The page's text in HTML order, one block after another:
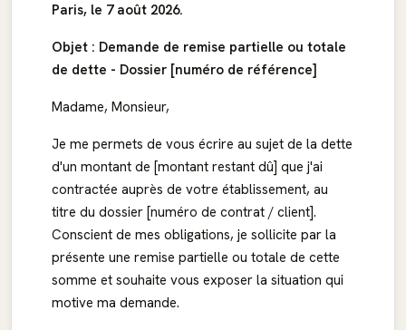
Paris, le 7 août 2026.
Objet : Demande de remise partielle ou totale
de dette - Dossier [numéro de référence]
Madame, Monsieur,
Je me permets de vous écrire au sujet de la dette
d'un montant de [montant restant dû] que j'ai
contractée auprès de votre établissement, au
titre du dossier [numéro de contrat / client].
Conscient de mes obligations, je sollicite par la
présente une remise partielle ou totale de cette
somme et souhaite vous exposer la situation qui
motive ma demande.